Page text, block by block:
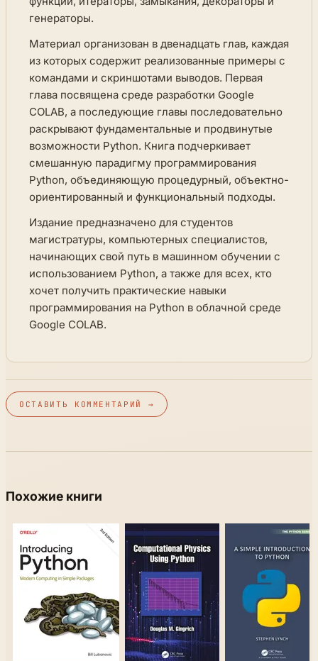
генераторы.
Материал организован в двенадцать глав, каждая
из которых содержит реализованные примеры с
командами и скриншотами выводов. Первая
глава посвящена среде разработки Google
COLAB, а последующие главы последовательно
раскрывают фундаментальные и продвинутые
возможности Python. Книга подчеркивает
смешанную парадигму программирования
Python, объединяющую процедурный, объектно-
ориентированный и функциональный подходы.
Издание предназначено для студентов
магистратуры, компьютерных специалистов,
начинающих свой путь в машинном обучении с
использованием Python, а также для всех, кто
хочет получить практические навыки
программирования на Python в облачной среде
Google COLAB.
ОСТАВИТЬ КОММЕНТАРИЙ →
Похожие книги